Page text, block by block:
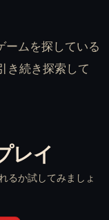
ームを探している
き続き探索して
レイ
るか試してみましょ